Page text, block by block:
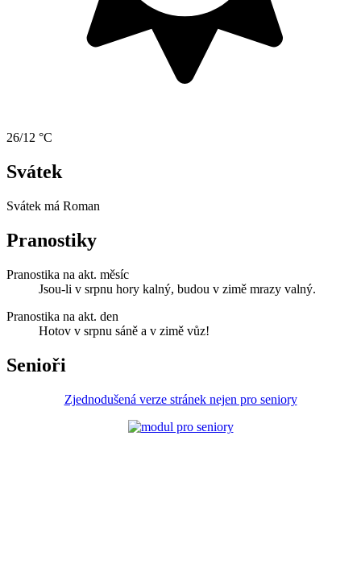
26/12 °C
Svátek
Svátek má Roman
Pranostiky
Pranostika na akt. měsíc
Jsou-li v srpnu hory kalný, budou v zimě mrazy valný.
Pranostika na akt. den
Hotov v srpnu sáně a v zimě vůz!
Senioři
Zjednodušená verze stránek nejen pro seniory